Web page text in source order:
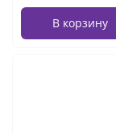
В корзину